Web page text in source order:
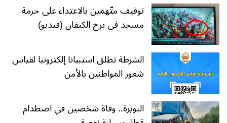
توقيف متّهمين بالاعتداء على حرمة
مسجد في برج الكيفان (فيديو)
الشرطة تطلق استبيانا إلكترونيا لقياس
شعور المواطنين بالأمن
البويرة.. وفاة شخصين في اصطدام